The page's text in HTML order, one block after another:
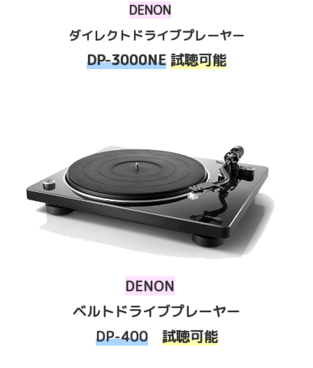
DENON
ダイレクトドライブプレーヤー
DP-3000NE 試聴可能
DENON
ベルトドライブプレーヤー
DP-400
試聴可能